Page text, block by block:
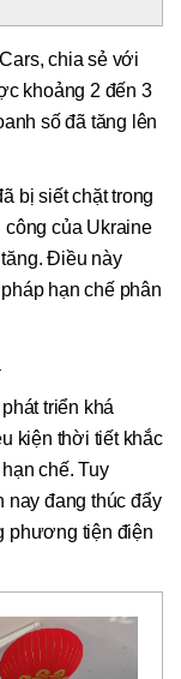
chia sẻ với
khoảng 2 đến 3
số đã tăng lên
bị siết chặt trong
công của Ukraine
Điều này
hạn chế phân
triển khá
kiện thời tiết khắc
chế. Tuy
nay đang thúc đẩy
phương tiện điện